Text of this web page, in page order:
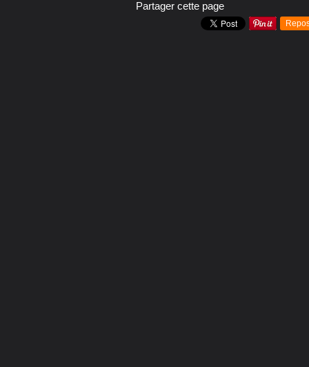
Partager cette page